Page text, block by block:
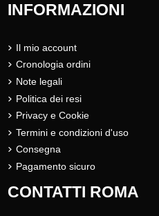
INFORMAZIONI
Il mio account
Cronologia ordini
Note legali
Politica dei resi
Privacy e Cookie
Termini e condizioni d'uso
Consegna
Pagamento sicuro
CONTATTI ROMA